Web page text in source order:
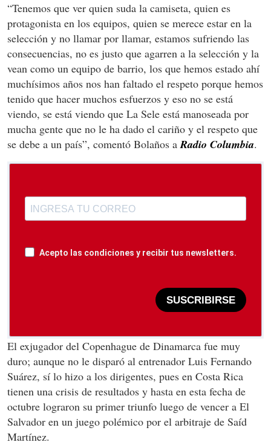
“Tenemos que ver quien suda la camiseta, quien es
protagonista en los equipos, quien se merece estar en la
selección y no llamar por llamar, estamos sufriendo las
consecuencias, no es justo que agarren a la selección y la
vean como un equipo de barrio, los que hemos estado ahí
muchísimos años nos han faltado el respeto porque hemos
tenido que hacer muchos esfuerzos y eso no se está
viendo, se está viendo que La Sele está manoseada por
mucha gente que no le ha dado el cariño y el respeto que
se debe a un país”, comentó Bolaños aRadio Columbia.
Acepto las condiciones y recibir tus newsletters.
SUSCRIBIRSE
El exjugador del Copenhague de Dinamarca fue muy
duro; aunque no le disparó al entrenador Luis Fernando
Suárez, sí lo hizo a los dirigentes, pues en Costa Rica
tienen una crisis de resultados y hasta en esta fecha de
octubre lograron su primer triunfo luego de vencer a El
Salvador en un juego polémico por el arbitraje de Saíd
Martínez.